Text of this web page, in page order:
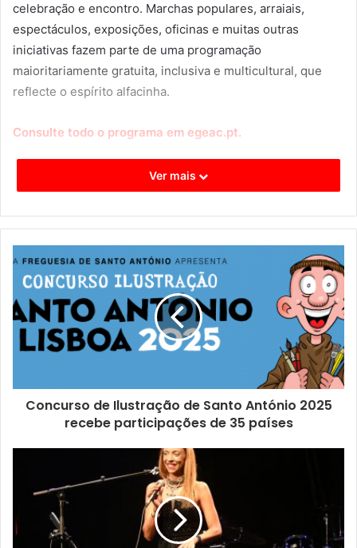
celebração e encontro. Marchas populares, arraiais,
espectáculos, exposições, oficinas e muitas outras
iniciativas fazem parte de uma programação
maioritariamente gratuita, inclusiva e multicultural, que
reflecte o espírito alfacinha.
Consulte todo o programa em egeac.pt.
Ver mais
Concurso de Ilustração de Santo António 2025
recebe participações de 35 países